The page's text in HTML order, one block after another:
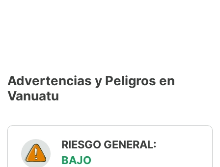
Advertencias y Peligros en
Vanuatu
RIESGO GENERAL:
BAJO